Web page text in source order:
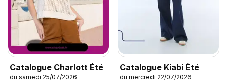
Catalogue Charlott Été
du samedi 25/07/2026
Catalogue Kiabi Été
du mercredi 22/07/2026